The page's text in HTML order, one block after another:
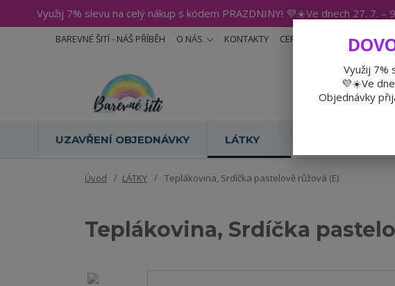
Využij 7% slevu na celý nákup s kódem PRAZDNINY! 💜☀️Ve dnech 27.
BAREVNÉ ŠITÍ - NÁŠ PŘÍBĚH O NÁS KONTAKTY CERTIFIKÁTY BLOG
UZAVŘENÍ OBJEDNÁVKY LÁTKY
Úvod LÁTKY Teplákovina, Srdíčka pastelově růžová (E)
Teplákovina, Srdíčka
Využij 7%
💜☀️Ve
Objednávky